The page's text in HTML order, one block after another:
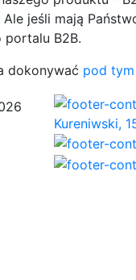
jeśli mają
portalu B2B.
dokonywać pod
Kureniwski,